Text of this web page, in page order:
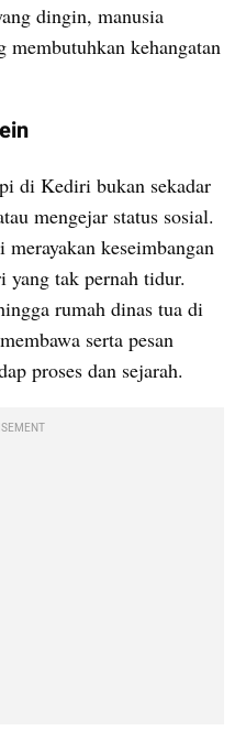
dingin, manusia
kehangatan
di Kediri bukan sekadar
mengejar status sosial.
keseimbangan
yang tak pernah tidur.
rumah dinas tua di
serta pesan
proses dan sejarah.